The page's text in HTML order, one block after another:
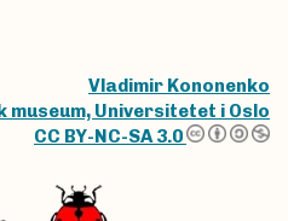
Vladimir Kononenko
Universitetet i Oslo
CC BY-NC-SA 3.0